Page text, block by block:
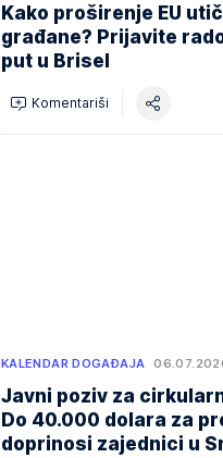
Kako proširenje EU
građane? Prijavite
put u Brisel
Komentariši
KALENDAR DOGAĐAJA
Javni poziv za
Do 40.000 dolara za
doprinosi zajednici u